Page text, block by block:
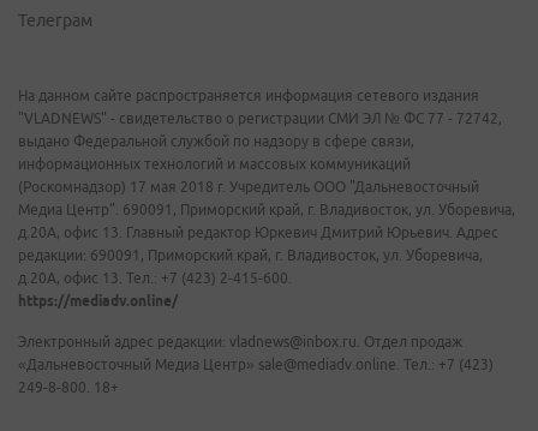
Телеграм
На данном сайте распространяется информация сетевого издания
"VLADNEWS" - свидетельство о регистрации СМИ ЭЛ № ФС 77 - 72742,
выдано Федеральной службой по надзору в сфере связи,
информационных технологий и массовых коммуникаций
(Роскомнадзор) 17 мая 2018 г. Учредитель ООО "Дальневосточный
Медиа Центр". 690091, Приморский край, г. Владивосток, ул. Уборевича,
д.20А, офис 13. Главный редактор Юркевич Дмитрий Юрьевич. Адрес
редакции: 690091, Приморский край, г. Владивосток, ул. Уборевича,
д.20А, офис 13. Тел.: +7 (423) 2-415-600.
https://mediadv.online/
Электронный адрес редакции: vladnews@inbox.ru. Отдел продаж
«Дальневосточный Медиа Центр» sale@mediadv.online. Тел.: +7 (423)
249-8-800. 18+